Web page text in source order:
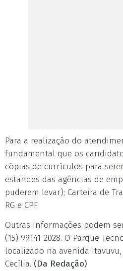
Para a realização do
fundamental que os
cópias de currículos para
estandes das agências de
puderem levar); Carteira de
RG e CPF.
Outras informações podem
(15) 99141-2028. O Parque
localizado na avenida Itavuvu,
Cecília. (Da Redação)